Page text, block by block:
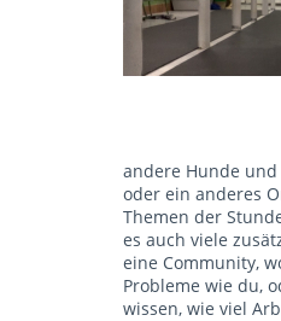
andere Hunde und
oder ein anderes
Themen der
es auch viele
eine Community,
Probleme wie du,
wissen, wie viel